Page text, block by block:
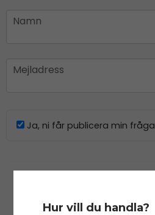
name
Namn
email
Mejladress
Ja, ni får publicera min fråga
Hur vill du handla?